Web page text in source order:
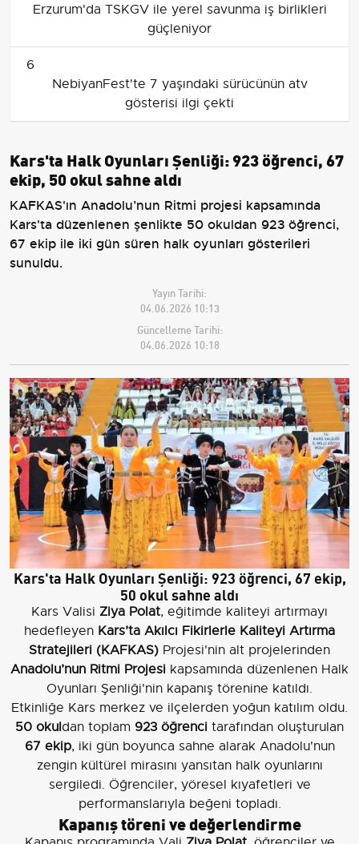
Erzurum'da TSKGV ile yerel savunma iş birlikleri
güçleniyor
6
NebiyanFest'te 7 yaşındaki sürücünün atv
gösterisi ilgi çekti
Kars'ta Halk Oyunları Şenliği: 923 öğrenci, 67
ekip, 50 okul sahne aldı
KAFKAS'ın Anadolu’nun Ritmi projesi kapsamında
Kars'ta düzenlenen şenlikte 50 okuldan 923 öğrenci,
67 ekip ile iki gün süren halk oyunları gösterileri
sunuldu.
Yayın Tarihi:
04.06.2026 10:13
Güncelleme Tarihi:
04.06.2026 10:18
Kars'ta Halk Oyunları Şenliği: 923 öğrenci, 67 ekip,
50 okul sahne aldı
Kars Valisi Ziya Polat, eğitimde kaliteyi artırmayı
hedefleyen Kars’ta Akılcı Fikirlerle Kaliteyi Artırma
Stratejileri (KAFKAS) Projesi'nin alt projelerinden
Anadolu’nun Ritmi Projesi kapsamında düzenlenen Halk
Oyunları Şenliği'nin kapanış törenine katıldı.
Etkinliğe Kars merkez ve ilçelerden yoğun katılım oldu.
50 okuldan toplam 923 öğrenci tarafından oluşturulan
67 ekip, iki gün boyunca sahne alarak Anadolu'nun
zengin kültürel mirasını yansıtan halk oyunlarını
sergiledi. Öğrenciler, yöresel kıyafetleri ve
performanslarıyla beğeni topladı.
Kapanış töreni ve değerlendirme